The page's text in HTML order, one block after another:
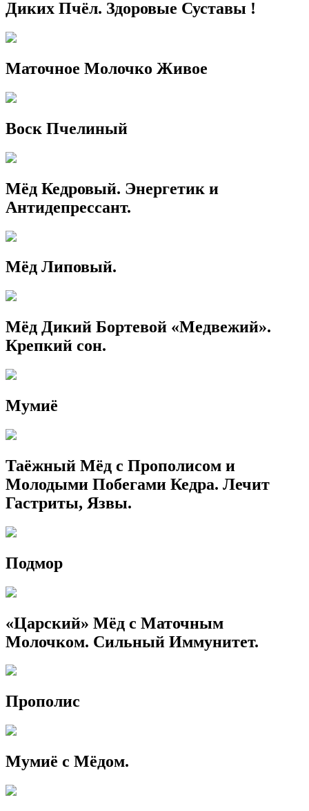
Диких Пчёл. Здоровые Суставы !
Маточное Молочко Живое
Воск Пчелиный
Мёд Кедровый. Энергетик и
Антидепрессант.
Мёд Липовый.
Мёд Дикий Бортевой «Медвежий».
Крепкий сон.
Мумиё
Таёжный Мёд с Прополисом и
Молодыми Побегами Кедра. Лечит
Гастриты, Язвы.
Подмор
«Царский» Мёд с Маточным
Молочком. Сильный Иммунитет.
Прополис
Мумиё с Мёдом.